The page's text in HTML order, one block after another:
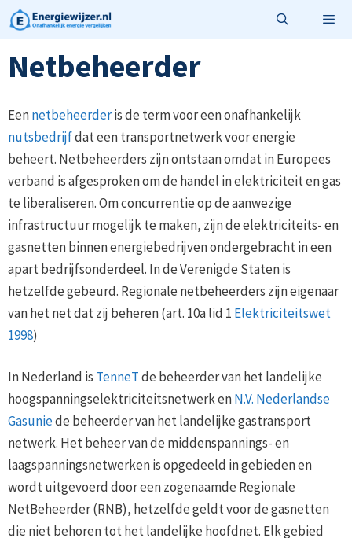
Ga
naar
de
inhoud
Netbeheerder
Eennetbeheerderis de term voor een onafhankelijk
nutsbedrijfdat een transportnetwerk voor energie
beheert. Netbeheerders zijn ontstaan omdat in Europees
verband is afgesproken om de handel in elektriciteit en gas
te liberaliseren. Om concurrentie op de aanwezige
infrastructuur mogelijk te maken, zijn de elektriciteits- en
gasnetten binnen energiebedrijven ondergebracht in een
apart bedrijfsonderdeel. In de Verenigde Staten is
hetzelfde gebeurd. Regionale netbeheerders zijn eigenaar
van het net dat zij beheren (art. 10a lid 1 Elektriciteitswet
1998)
In Nederland is TenneTde beheerder van het landelijke
hoogspanningselektriciteitsnetwerk enN.V. Nederlandse
Gasuniede beheerder van het landelijke gastransport
netwerk. Het beheer van de middenspannings- en
laagspanningsnetwerken is opgedeeld in gebieden en
wordt uitgevoerd door een zogenaamde Regionale
NetBeheerder (RNB), hetzelfde geldt voor de gasnetten
die niet behoren tot het landelijke hoofdnet. Elk gebied